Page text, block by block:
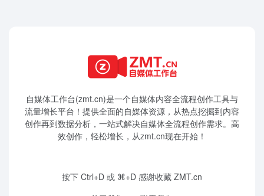
自媒体工作台(zmt.cn)是一个自媒体内容全流程创作工具与
流量增长平台！提供全面的自媒体资源，从热点挖掘到内容
创作再到数据分析，一站式解决自媒体全流程创作需求。高
效创作，轻松增长，从zmt.cn现在开始！
按下 Ctrl+D 或 ⌘+D 感谢收藏 ZMT.cn